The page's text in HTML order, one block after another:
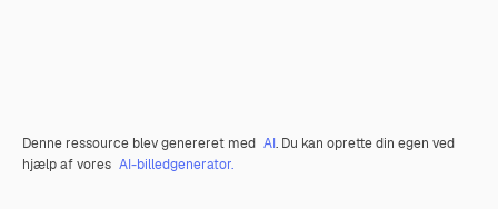
Denne ressource blev genereret med AI. Du kan oprette din egen ved
hjælp af vores AI-billedgenerator.